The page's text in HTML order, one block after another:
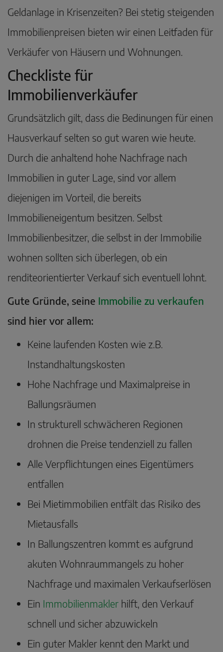
Geldanlage in Krisenzeiten? Bei stetig steigenden
Immobilienpreisen bieten wir einen Leitfaden für
Verkäufer von Häusern und Wohnungen.
Checkliste für
Immobilienverkäufer
Grundsätzlich gilt, dass die Bedinungen für einen
Hausverkauf selten so gut waren wie heute.
Durch die anhaltend hohe Nachfrage nach
Immobilien in guter Lage, sind vor allem
diejenigen im Vorteil, die bereits
Immobilieneigentum besitzen. Selbst
Immobilienbesitzer, die selbst in der Immobilie
wohnen sollten sich überlegen, ob ein
renditeorientierter Verkauf sich eventuell lohnt.
Gute Gründe, seine Immobilie zu verkaufen
sind hier vor allem:
Keine laufenden Kosten wie z.B.
Instandhaltungskosten
Hohe Nachfrage und Maximalpreise in
Ballungsräumen
In strukturell schwächeren Regionen
drohnen die Preise tendenziell zu fallen
Alle Verpflichtungen eines Eigentümers
entfallen
Bei Mietimmobilien entfält das Risiko des
Mietausfalls
In Ballungszentren kommt es aufgrund
akuten Wohnraummangels zu hoher
Nachfrage und maximalen Verkaufserlösen
Ein Immobilienmakler hilft, den Verkauf
schnell und sicher abzuwickeln
Ein guter Makler kennt den Markt und